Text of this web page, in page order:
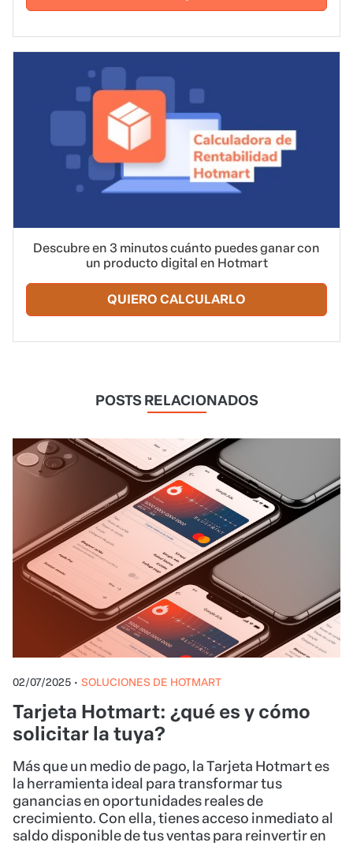
Descubre en 3 minutos cuánto puedes ganar con
un producto digital en Hotmart
QUIERO CALCULARLO
POSTS RELACIONADOS
02/07/2025 • SOLUCIONES DE HOTMART
Tarjeta Hotmart: ¿qué es y cómo
solicitar la tuya?
Más que un medio de pago, la Tarjeta Hotmart es
la herramienta ideal para transformar tus
ganancias en oportunidades reales de
crecimiento. Con ella, tienes acceso inmediato al
saldo disponible de tus ventas para reinvertir en